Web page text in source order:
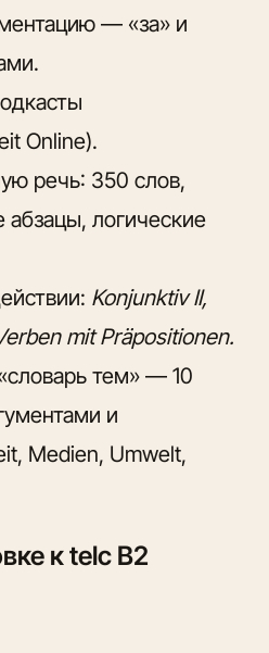
— «за» и
Online).
речь: 350 слов,
абзацы, логические
Konjunktiv II,
mit Präpositionen.
тем» — 10
и
Medien, Umwelt,
к telc B2